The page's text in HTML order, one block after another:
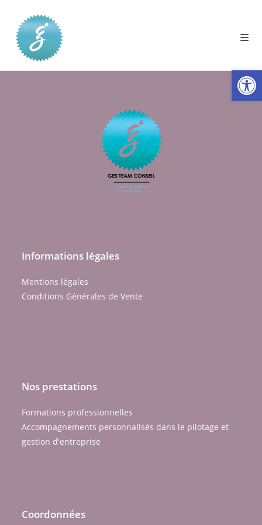
content
Informations légales
Mentions légales
Conditions Générales de Vente
Nos prestations
Formations professionnelles
Accompagnements personnalisés dans le pilotage et
gestion d'entreprise
Coordonnées